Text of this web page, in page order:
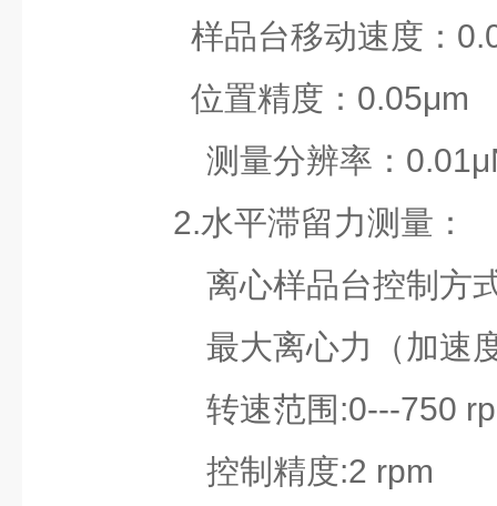
样品台移动速度：
位置精度：0.05μm
测量分辨率：
2.水平滞留力测量：
离心样品台控制方式
最大离心力（加速度
转速范围:0---750
控制精度:2 rpm